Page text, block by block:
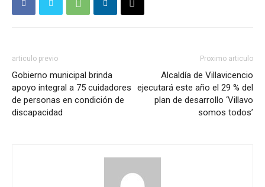
articulo previo
Gobierno municipal brinda
apoyo integral a 75 cuidadores
de personas en condición de
discapacidad
Proximo articulo
Alcaldía de Villavicencio
ejecutará este año el 29 % del
plan de desarrollo ‘Villavo
somos todos’